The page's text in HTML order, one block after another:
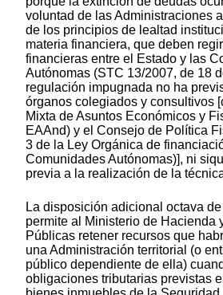
voluntad de las Administraciones
de los principios de lealtad
materia financiera, que deben
financieras entre el Estado y las
Autónomas (STC 13/2007, de 18
regulación impugnada no ha
órganos colegiados y consultivos
Mixta de Asuntos Económicos y
EAAnd) y el Consejo de Política
3 de la Ley Orgánica de
Comunidades Autónomas)], ni
previa a la realización de la
La disposición adicional octava
permite al Ministerio de Hacienda
Públicas retener recursos que
una Administración territorial (o
público dependiente de ella)
obligaciones tributarias previstas